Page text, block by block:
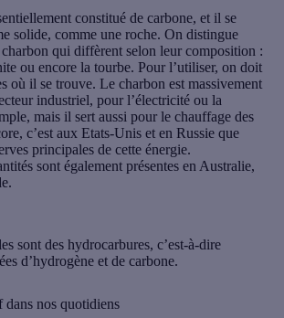
constitué de carbone, et il se
solide, comme une roche. On distingue
qui diffèrent selon leur composition :
ou encore la tourbe. Pour l’utiliser, on doit
où il se trouve. Le charbon est massivement
industriel, pour l’électricité ou la
mais il sert aussi pour le chauffage des
c’est aux Etats-Unis et en Russie que
principales de cette énergie.
sont également présentes en Australie,
sont des hydrocarbures, c’est-à-dire
d’hydrogène et de carbone.
dans nos quotidiens